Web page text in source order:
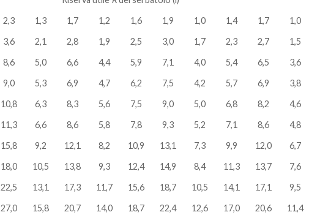
2,3 1,3 1,7 1,2 1,6 1,9 1,0 1,4 1,7
1,0
3,6 2,1 2,8 1,9 2,5 3,0 1,7 2,3 2,7
1,5
8,6 5,0 6,6 4,4 5,9 7,1 4,0 5,4 6,5
3,6
9,0 5,3 6,9 4,7 6,2 7,5 4,2 5,7 6,9
3,8
10,8 6,3 8,3 5,6 7,5 9,0 5,0 6,8 8,2
4,6
11,3 6,6 8,6 5,8 7,8 9,3 5,2 7,1 8,6
4,8
15,8 9,2 12,1 8,2 10,9 13,1 7,3 9,9 12,0
6,7
18,0 10,5 13,8 9,3 12,4 14,9 8,4 11,3 13,7
7,6
22,5 13,1 17,3 11,7 15,6 18,7 10,5 14,1 17,1
9,5
27,0 15,8 20,7 14,0 18,7 22,4 12,6 17,0 20,6
11,4